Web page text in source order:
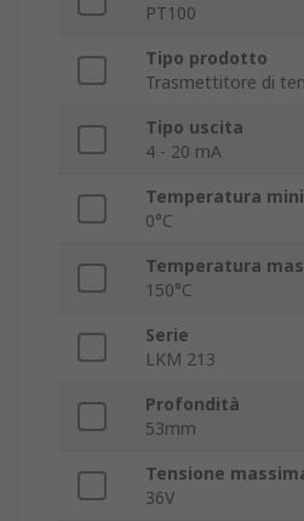
PT100
Tipo prodotto
Trasmettitore di
Tipo uscita
4 - 20 mA
Temperatura
0°C
Temperatura
150°C
Serie
LKM 213
Profondità
53mm
Tensione
36V